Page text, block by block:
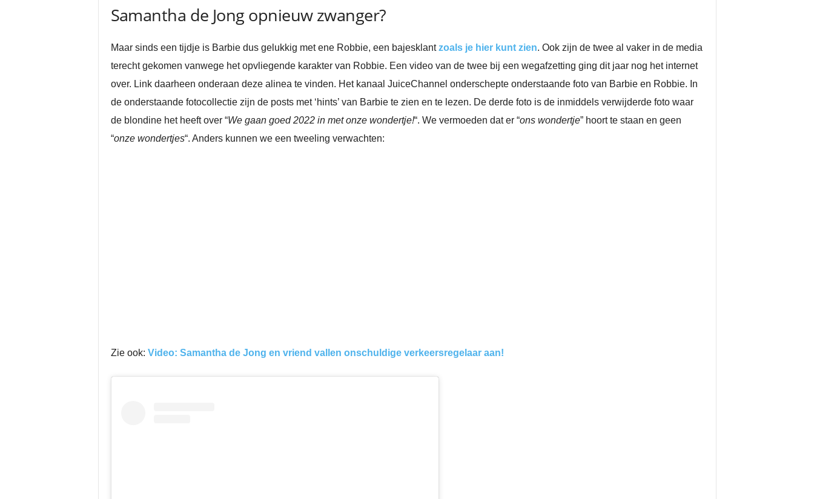
Samantha de Jong opnieuw zwanger?
Maar sinds een tijdje is Barbie dus gelukkig met ene Robbie, een bajesklantzoals je hier kunt zien. Ook zijn de twee al vaker in de media
terecht gekomen vanwege het opvliegende karakter van Robbie. Een video van de twee bij een wegafzetting ging dit jaar nog het internet
over. Link daarheen onderaan deze alinea te vinden. Het kanaal JuiceChannel onderschepte onderstaande foto van Barbie en Robbie. In
de onderstaande fotocollectie zijn de posts met ‘hints’ van Barbie te zien en te lezen. De derde foto is de inmiddels verwijderde foto waar
de blondine het heeft over “We gaan goed 2022 in met onze wondertje!“. We vermoeden dat er “ons wondertje” hoort te staan en geen
“onze wondertjes“. Anders kunnen we een tweeling verwachten:
Zie ook: Video: Samantha de Jong en vriend vallen onschuldige verkeersregelaar aan!